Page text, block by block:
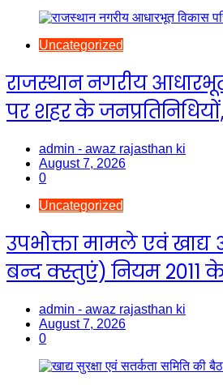
Uncategorized
राजस्थान नगरीय
पर शहर के जनप्रतिनिधियों,
admin - awaz rajasthan ki
August 7, 2026
0
Uncategorized
उपभोक्ता मामले एवं खाद्य
बन्द क्स्तुएं) नियम 2011
admin - awaz rajasthan ki
August 7, 2026
0